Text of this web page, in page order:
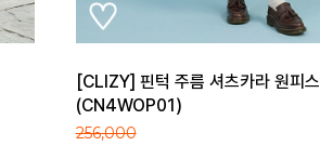
[CLIZY] 핀턱 주름 셔츠카라 원피스
(CN4WOP01)
256,000